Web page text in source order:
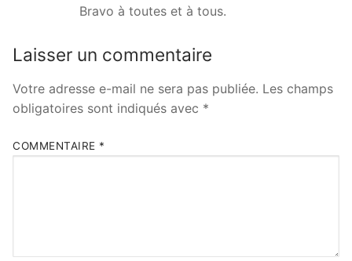
Bravo à toutes et à tous.
Laisser un commentaire
Votre adresse e-mail ne sera pas publiée. Les champs
obligatoires sont indiqués avec *
COMMENTAIRE *